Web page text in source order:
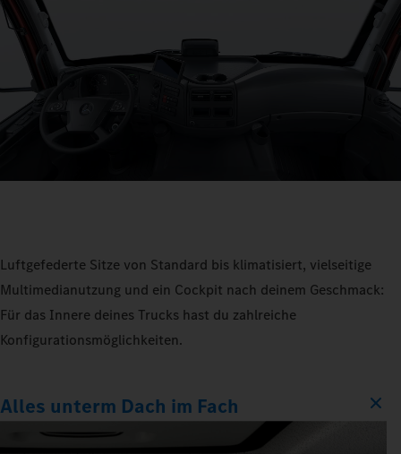
Luftgefederte Sitze von Standard bis klimatisiert, vielseitige
Multimedianutzung und ein Cockpit nach deinem Geschmack:
Für das Innere deines Trucks hast du zahlreiche
Konfigurationsmöglichkeiten.
Alles unterm Dach im Fach